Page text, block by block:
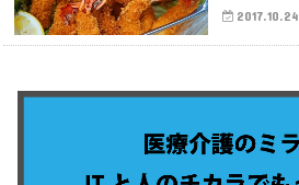
2017.10.24